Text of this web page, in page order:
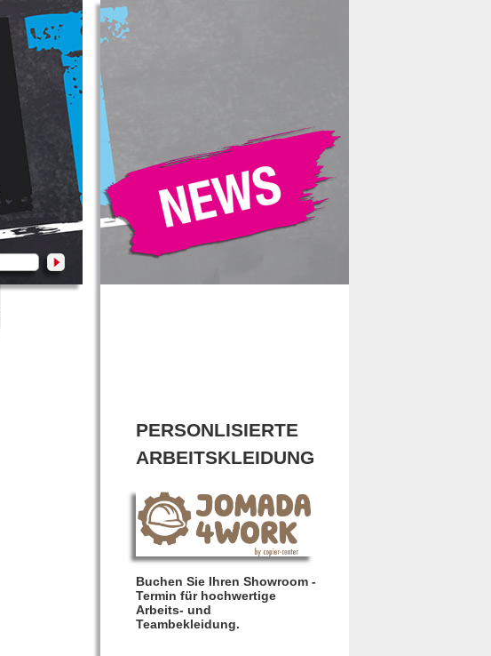
PERSONLISIERTE
ARBEITSKLEIDUNG
Buchen Sie Ihren Showroom -
Termin für hochwertige
Arbeits- und
Teambekleidung.